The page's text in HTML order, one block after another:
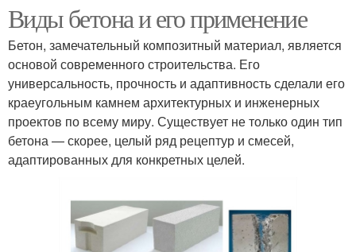
Виды бетона и его применение
Бетон, замечательный композитный материал, является
основой современного строительства. Его
универсальность, прочность и адаптивность сделали его
краеугольным камнем архитектурных и инженерных
проектов по всему миру. Существует не только один тип
бетона — скорее, целый ряд рецептур и смесей,
адаптированных для конкретных целей.